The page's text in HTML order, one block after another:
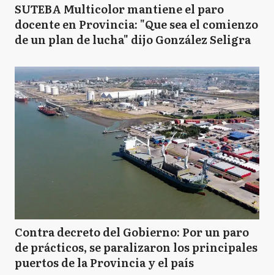
SUTEBA Multicolor mantiene el paro
docente en Provincia: "Que sea el comienzo
de un plan de lucha" dijo González Seligra
Contra decreto del Gobierno: Por un paro
de prácticos, se paralizaron los principales
puertos de la Provincia y el país